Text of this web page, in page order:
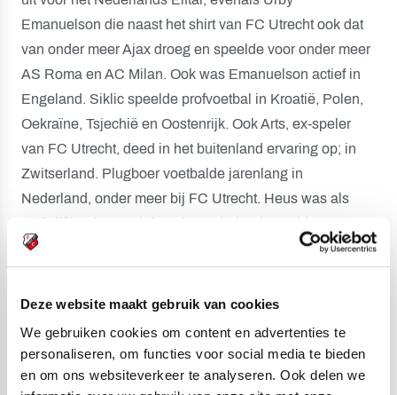
Deze website maakt gebruik van cookies
We gebruiken cookies om content en advertenties te
personaliseren, om functies voor social media te bieden
en om ons websiteverkeer te analyseren. Ook delen we
Emanuelson die naast het shirt van FC Utrecht ook dat
van onder meer Ajax droeg en speelde voor onder meer
AS Roma en AC Milan. Ook was Emanuelson actief in
Engeland. Siklic speelde profvoetbal in Kroatië, Polen,
Oekraïne, Tsjechië en Oostenrijk. Ook Arts, ex-speler
van FC Utrecht, deed in het buitenland ervaring op; in
Zwitserland. Plugboer voetbalde jarenlang in
Nederland, onder meer bij FC Utrecht. Heus was als
prof vijftien jaar actief op de Nederlandse velden.
zijn komend seizoen Dennis Smit en Mustafa Amezrine
anderen Wiebe de Haan en Eskil de Koning tegen. De
Haan is actief bij Partnerclub PVCV en wordt assistent-